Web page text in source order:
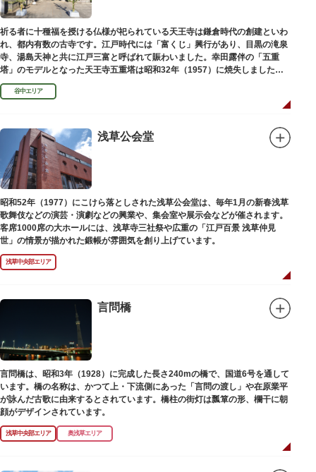
祈る者に十種福を授ける仏様が祀られている天王寺は鎌倉時代の創建といわ
れ、都内有数の古寺です。江戸時代には「富くじ」興行があり、目黒の滝泉
寺、湯島天神と共に江戸三富と呼ばれて賑わいました。幸田露伴の「五重
塔」のモデルとなった天王寺五重塔は昭和32年（1957）に焼失しました
が、その跡地は今も谷中霊園に残っています。
谷中エリア
浅草公会堂
昭和52年（1977）にこけら落としされた浅草公会堂は、毎年1月の新春浅草
歌舞伎などの演芸・演劇などの興業や、集会室や展示会などが催されます。
客席1000席の大ホールには、浅草寺三社祭や広重の「江戸百景 浅草仲見
世」の情景が描かれた鍛帳が雰囲気を創り上げています。
浅草中央部エリア
言問橋
言問橋は、昭和3年（1928）に完成した長さ240mの橋で、国道6号を通して
います。橋の名称は、かつて上・下流側にあった「言問の渡し」や在原業平
が詠んだ古歌に由来するとされています。橋柱の街灯は瓢箪の形、欄干に朝
顔がデザインされています。
浅草中央部エリア 奥浅草エリア